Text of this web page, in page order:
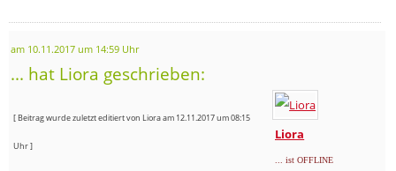
am 10.11.2017 um 14:59 Uhr
... hat Liora geschrieben:
Liora
... ist OFFLINE
[ Beitrag wurde zuletzt editiert von Liora am 12.11.2017 um 08:15
Uhr ]